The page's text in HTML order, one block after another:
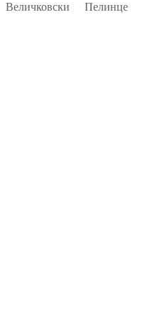
Величковски
Пелинце